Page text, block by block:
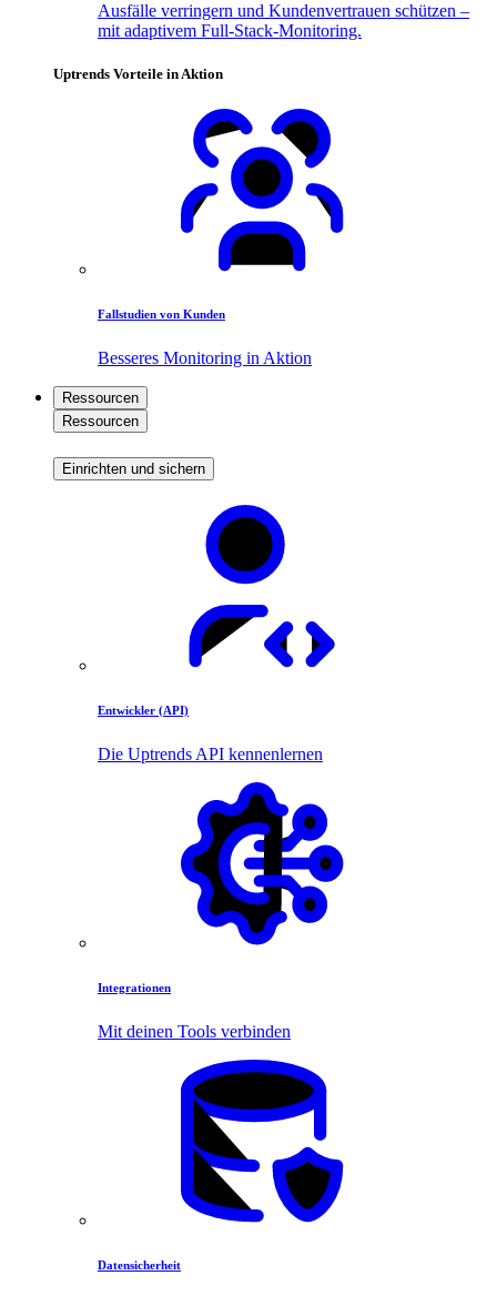
Ausfälle verringern und Kundenvertrauen schützen –
mit adaptivem Full-Stack-Monitoring.
Uptrends Vorteile in Aktion
Fallstudien von Kunden
Besseres Monitoring in Aktion
Ressourcen
Ressourcen
Einrichten und sichern
Entwickler (API)
Die Uptrends API kennenlernen
Integrationen
Mit deinen Tools verbinden
Datensicherheit